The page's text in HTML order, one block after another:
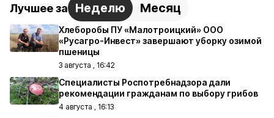
Лучшее за Неделю Месяц
Хлеборобы ПУ «Малотроицкий» ООО
«Русагро-Инвест» завершают уборку озимой
пшеницы
3 августа , 16:42
Специалисты Роспотребнадзора дали
рекомендации гражданам по выбору грибов
4 августа , 16:13